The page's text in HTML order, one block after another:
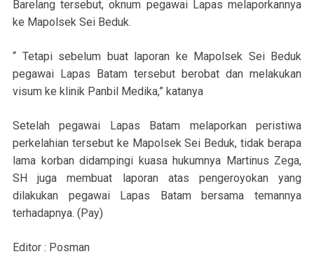
Barelang tersebut, oknum pegawai Lapas melaporkannya
ke Mapolsek Sei Beduk.
“ Tetapi sebelum buat laporan ke Mapolsek Sei Beduk
pegawai Lapas Batam tersebut berobat dan melakukan
visum ke klinik Panbil Medika,” katanya
Setelah pegawai Lapas Batam melaporkan peristiwa
perkelahian tersebut ke Mapolsek Sei Beduk, tidak berapa
lama korban didampingi kuasa hukumnya Martinus Zega,
SH juga membuat laporan atas pengeroyokan yang
dilakukan pegawai Lapas Batam bersama temannya
terhadapnya. (Pay)
Editor : Posman